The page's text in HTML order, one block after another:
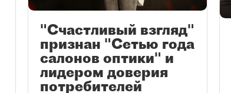
"Счастливый взгляд"
признан "Сетью года
салонов оптики" и
лидером доверия
потребителей